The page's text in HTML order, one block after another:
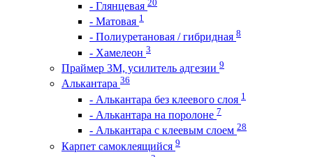
- Глянцевая
- Матовая 1
- Полиуретановая / гибридная 8
- Хамелеон 3
Праймер 3М, усилитель адгезии 9
Алькантара 36
- Алькантара без клеевого слоя 1
- Алькантара на поролоне 7
- Алькантара с клеевым слоем 28
Карпет самоклеящийся 9